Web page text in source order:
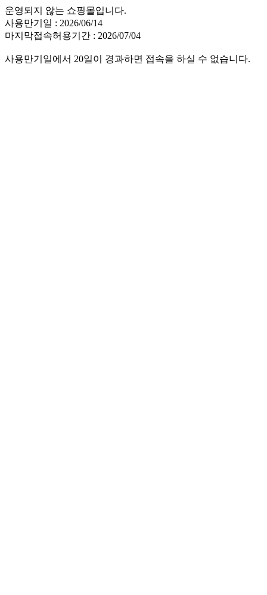
운영되지 않는 쇼핑몰입니다.
사용만기일 : 2026/06/14
마지막접속허용기간 : 2026/07/04
사용만기일에서 20일이 경과하면 접속을 하실 수 없습니다.